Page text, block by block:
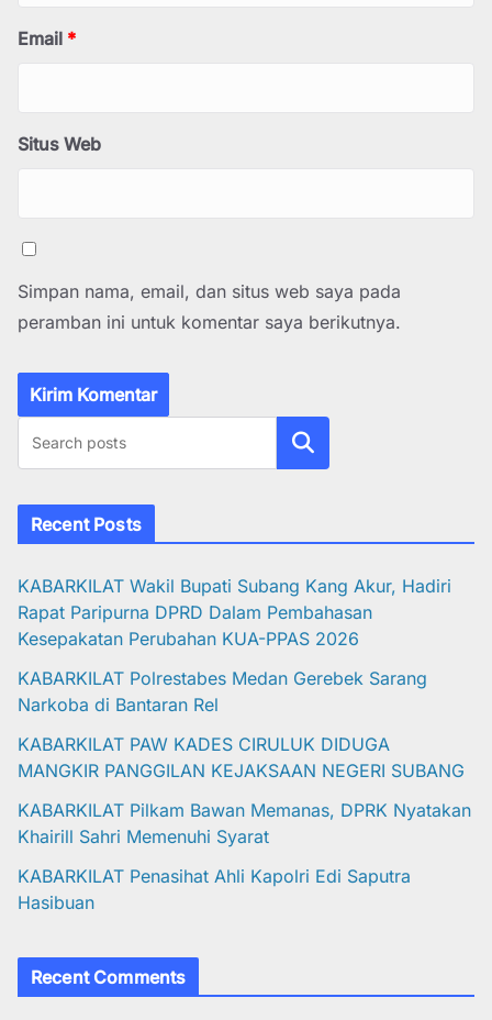
Email *
Situs Web
Simpan nama, email, dan situs web saya pada
peramban ini untuk komentar saya berikutnya.
Cari
Recent Posts
KABARKILAT Wakil Bupati Subang Kang Akur, Hadiri
Rapat Paripurna DPRD Dalam Pembahasan
Kesepakatan Perubahan KUA-PPAS 2026
KABARKILAT Polrestabes Medan Gerebek Sarang
Narkoba di Bantaran Rel
KABARKILAT PAW KADES CIRULUK DIDUGA
MANGKIR PANGGILAN KEJAKSAAN NEGERI SUBANG
KABARKILAT Pilkam Bawan Memanas, DPRK Nyatakan
Khairill Sahri Memenuhi Syarat
KABARKILAT Penasihat Ahli Kapolri Edi Saputra
Hasibuan
Recent Comments